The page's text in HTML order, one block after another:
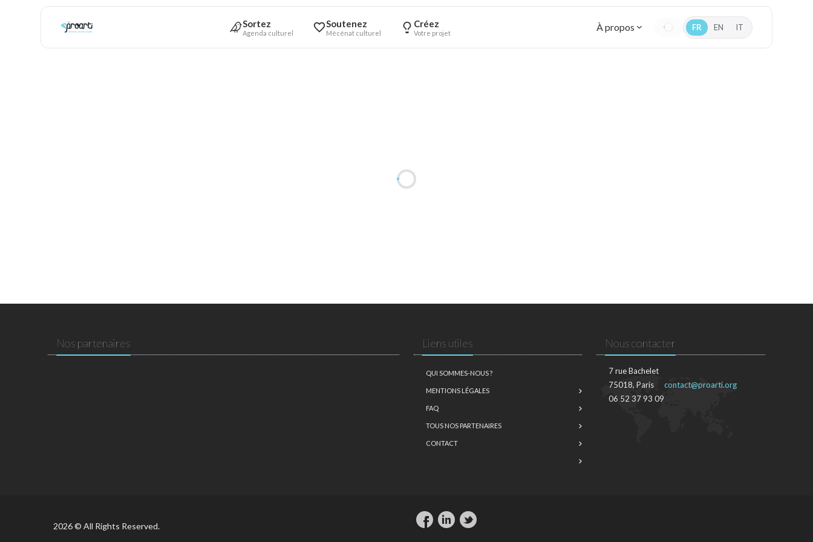
Sortez
Agenda culturel
Soutenez
Mécénat culturel
Créez
Votre projet À propos FR EN IT
Nos partenaires Liens utiles
QUI SOMMES-NOUS ?
MENTIONS LÉGALES
FAQ
TOUS NOS PARTENAIRES
CONTACT
Nous contacter
7 rue Bachelet
75018, Paris
06 52 37 93 09
contact@proarti.org
2026 © All Rights Reserved.